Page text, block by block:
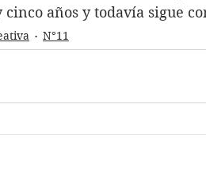
cinco años y todavía sigue
N°11